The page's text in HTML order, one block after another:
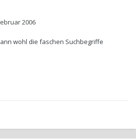
2006
wohl die faschen Suchbegriffe